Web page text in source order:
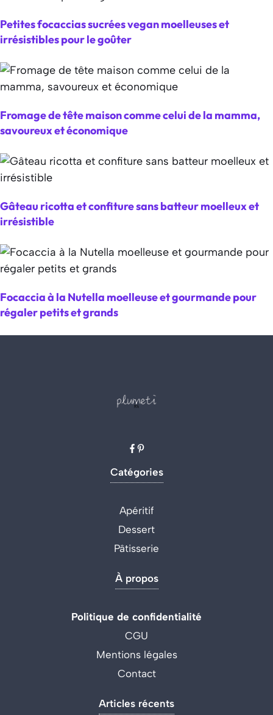
Petites focaccias sucrées vegan moelleuses et
irrésistibles pour le goûter
Fromage de tête maison comme celui de la mamma,
savoureux et économique
Gâteau ricotta et confiture sans batteur moelleux et
irrésistible
Focaccia à la Nutella moelleuse et gourmande pour
régaler petits et grands
Catégories
Apéritif
Dessert
Pâtisserie
À propos
Politique de confidentialité
CGU
Mentions légales
Contact
Articles récents